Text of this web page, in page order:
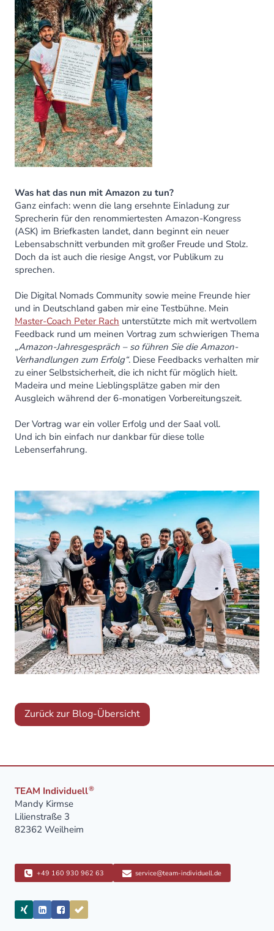
Was hat das nun mit Amazon zu tun?
Ganz einfach: wenn die lang ersehnte Einladung zur
Sprecherin für den renommiertesten Amazon-Kongress
(ASK) im Briefkasten landet, dann beginnt ein neuer
Lebensabschnitt verbunden mit großer Freude und Stolz.
Doch da ist auch die riesige Angst, vor Publikum zu
sprechen.
Die Digital Nomads Community sowie meine Freunde hier
und in Deutschland gaben mir eine Testbühne. Mein
Master-Coach Peter Rach unterstützte mich mit wertvollem
Feedback rund um meinen Vortrag zum schwierigen Thema
„Amazon-Jahresgespräch – so führen Sie die Amazon-
Verhandlungen zum Erfolg“. Diese Feedbacks verhalten mir
zu einer Selbstsicherheit, die ich nicht für möglich hielt.
Madeira und meine Lieblingsplätze gaben mir den
Ausgleich während der 6-monatigen Vorbereitungszeit.
Der Vortrag war ein voller Erfolg und der Saal voll.
Und ich bin einfach nur dankbar für diese tolle
Lebenserfahrung.
Zurück zur Blog-Übersicht
TEAM Individuell®
Mandy Kirmse
Lilienstraße 3
82362 Weilheim
+49 160 930 962 63 service@team-individuell.de